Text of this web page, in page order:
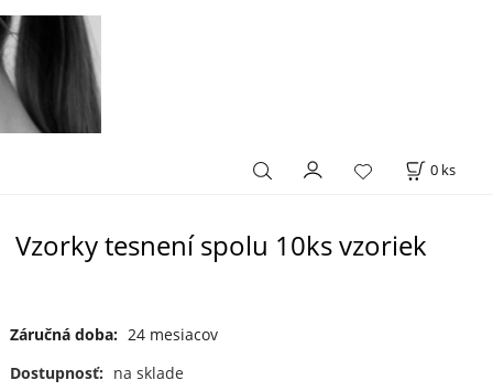
0 ks
Vzorky tesnení spolu 10ks vzoriek
Záručná doba: 24 mesiacov
Dostupnosť: na sklade